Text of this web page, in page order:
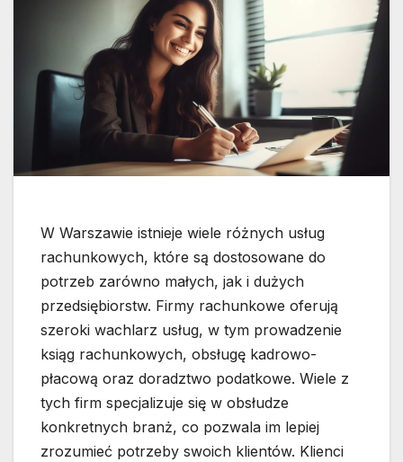
W Warszawie istnieje wiele różnych usług
rachunkowych, które są dostosowane do
potrzeb zarówno małych, jak i dużych
przedsiębiorstw. Firmy rachunkowe oferują
szeroki wachlarz usług, w tym prowadzenie
ksiąg rachunkowych, obsługę kadrowo-
płacową oraz doradztwo podatkowe. Wiele z
tych firm specjalizuje się w obsłudze
konkretnych branż, co pozwala im lepiej
zrozumieć potrzeby swoich klientów. Klienci